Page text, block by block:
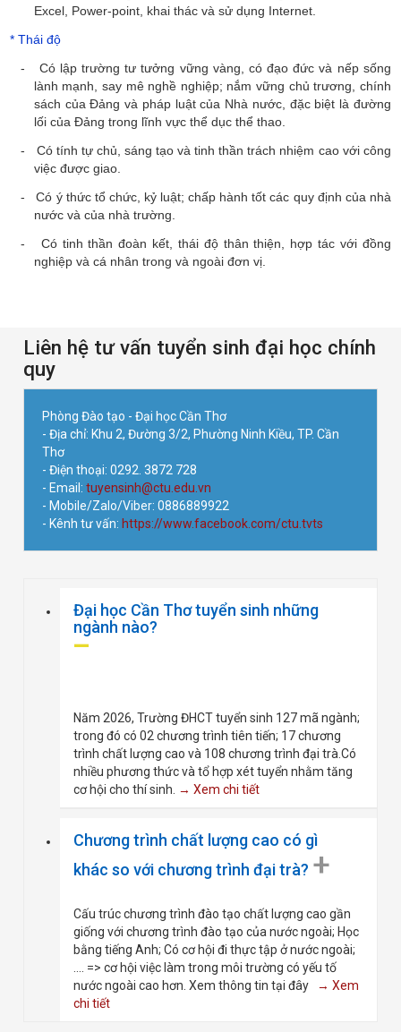
Excel, Power-point, khai thác và sử dụng Internet.
* Thái độ
-
Có lập trường tư tưởng vững vàng, có đạo đức và nếp sống
lành mạnh, say mê nghề nghiệp; nắm vững chủ trương, chính
sách của Đảng và pháp luật của Nhà nước, đặc biệt là đường
lối của Đảng trong lĩnh vực thể dục thể thao.
- Có tính tự chủ, sáng tạo và tinh thần trách nhiệm cao với công
việc được giao.
- Có ý thức tổ chức, kỷ luật; chấp hành tốt các quy định của nhà
nước và của nhà trường.
- Có tinh thần đoàn kết, thái độ thân thiện, hợp tác với đồng
nghiệp và cá nhân trong và ngoài đơn vị.
Liên hệ tư vấn tuyển sinh đại học chính
quy
Phòng Đào tạo - Đại học Cần Thơ
- Địa chỉ: Khu 2, Đường 3/2, Phường Ninh Kiều, TP. Cần
Thơ
- Điện thoại: 0292. 3872 728
- Email:tuyensinh@ctu.edu.vn
- Mobile/Zalo/Viber: 0886889922
- Kênh tư vấn: https://www.facebook.com/ctu.tvts
Đại học Cần Thơ tuyển sinh những
ngành nào?
Năm 2026, Trường ĐHCT tuyển sinh 127 mã ngành;
trong đó có 02 chương trình tiên tiến; 17 chương
trình chất lượng cao và 108 chương trình đại trà.Có
nhiều phương thức và tổ hợp xét tuyển nhằm tăng
cơ hội cho thí sinh. → Xem chi tiết
Chương trình chất lượng cao có gì
khác so với chương trình đại trà? +
Cấu trúc chương trình đào tạo chất lượng cao gần
giống với chương trình đào tạo của nước ngoài; Học
bằng tiếng Anh; Có cơ hội đi thực tập ở nước ngoài;
.... => cơ hội việc làm trong môi trường có yếu tố
nước ngoài cao hơn. Xem thông tin tại đây
→ Xem
chi tiết